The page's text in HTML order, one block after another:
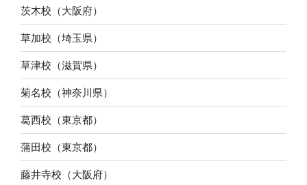
茨木校（大阪府）
草加校（埼玉県）
草津校（滋賀県）
菊名校（神奈川県）
葛西校（東京都）
蒲田校（東京都）
藤井寺校（大阪府）